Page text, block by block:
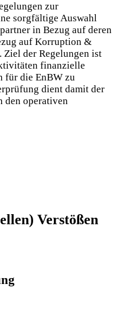
zur
sorgfältige Auswahl
in Bezug auf deren
auf Korruption &
Ziel der Regelungen ist
finanzielle
für die EnBW zu
dient damit der
den operativen
Verstößen